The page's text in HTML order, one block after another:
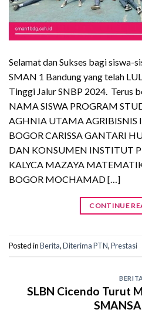
Selamat dan Sukses bagi siswa-
SMAN 1 Bandung yang telah
Tinggi Jalur SNBP 2024. Terus
NAMA SISWA PROGRAM
AGHNIA UTAMA AGRIBISNIS
BOGOR CARISSA GANTARI
DAN KONSUMEN INSTITUT
KALYCA MAZAYA
BOGOR MOCHAMAD […]
CONTINUE
Posted inBerita,Diterima PTN,Prestasi
SLBN Cicendo Turut